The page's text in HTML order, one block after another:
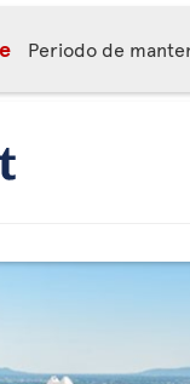
Periodo de